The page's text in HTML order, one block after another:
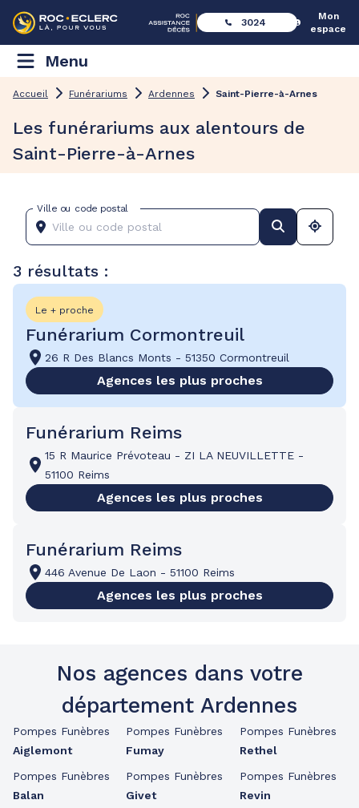
3024
Mon
espace
Menu
Accueil Funérariums Ardennes Saint-Pierre-à-Arnes
Les funérariums aux alentours de
Saint-Pierre-à-Arnes
Ville ou code postal
3 résultats :
Le + proche
Funérarium Cormontreuil
26 R Des Blancs Monts - 51350 Cormontreuil
Agences les plus proches
Funérarium Reims
15 R Maurice Prévoteau - ZI LA NEUVILLETTE -
51100 Reims
Agences les plus proches
Funérarium Reims
446 Avenue De Laon - 51100 Reims
Agences les plus proches
Nos agences dans votre
département Ardennes
Pompes Funèbres
Aiglemont
Pompes Funèbres
Balan
Pompes Funèbres
Fumay
Pompes Funèbres
Givet
Pompes Funèbres
Rethel
Pompes Funèbres
Revin